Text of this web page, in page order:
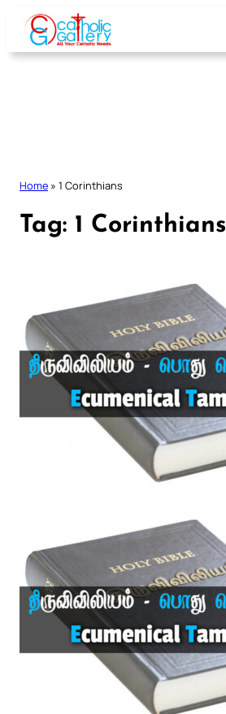
Skip
content
Home » 1 Corinthians
Tag: 1 Corinthians